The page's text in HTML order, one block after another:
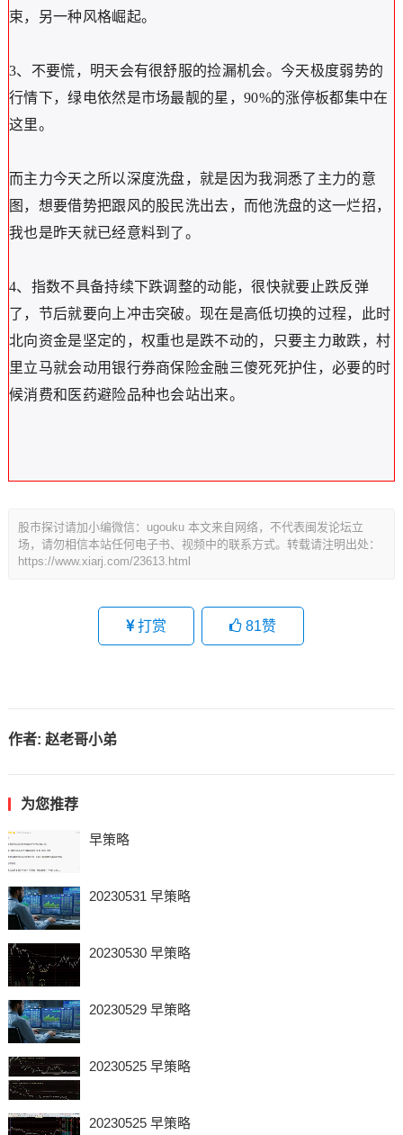
束，另一种风格崛起。
3、不要慌，明天会有很舒服的捡漏机会。今天极度弱势的
行情下，绿电依然是市场最靓的星，90%的涨停板都集中在
这里。
而主力今天之所以深度洗盘，就是因为我洞悉了主力的意
图，想要借势把跟风的股民洗出去，而他洗盘的这一烂招，
我也是昨天就已经意料到了。
4、指数不具备持续下跌调整的动能，很快就要止跌反弹
了，节后就要向上冲击突破。现在是高低切换的过程，此时
北向资金是坚定的，权重也是跌不动的，只要主力敢跌，村
里立马就会动用银行券商保险金融三傻死死护住，必要的时
候消费和医药避险品种也会站出来。
股市探讨请加小编微信：ugouku 本文来自网络，不代表闽发论坛立
场，请勿相信本站任何电子书、视频中的联系方式。转载请注明出处：
https://www.xiarj.com/23613.html
打赏 81赞
作者: 赵老哥小弟
为您推荐
早策略
20230531 早策略
20230530 早策略
20230529 早策略
20230525 早策略
20230525 早策略